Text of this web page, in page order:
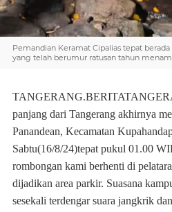
Pemandian Keramat Cipalias tepat
yang telah berumur ratusan tahun
panjang dari Tangerang akhirnya
Panandean, Kecamatan
Sabtu(16/8/24)tepat pukul 01.00
rombongan kami berhenti di
dijadikan area parkir. Suasana
sesekali terdengar suara jangkrik